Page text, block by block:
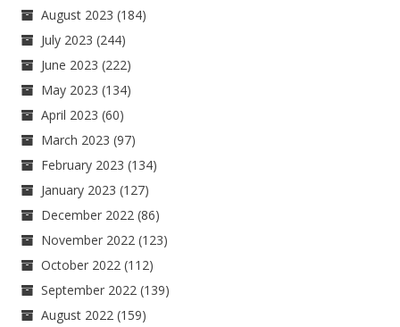
August 2023 (184)
July 2023 (244)
June 2023 (222)
May 2023 (134)
April 2023 (60)
March 2023 (97)
February 2023 (134)
January 2023 (127)
December 2022 (86)
November 2022 (123)
October 2022 (112)
September 2022 (139)
August 2022 (159)